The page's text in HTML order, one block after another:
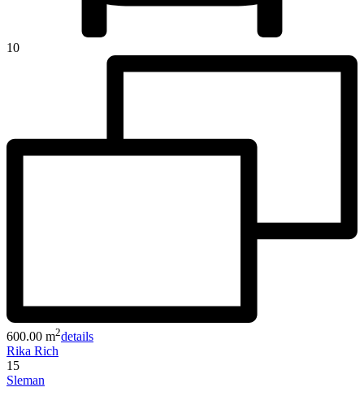
10
600.00 m2details
Rika Rich
15
Sleman